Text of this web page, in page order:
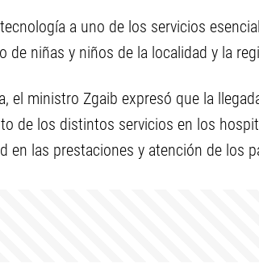
a uno de los servicios
de niñas y niños de la localidad y la
el ministro Zgaib expresó que la
de los distintos servicios en los
en las prestaciones y atención de los